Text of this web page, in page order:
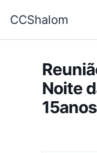
para
conteúdo
CCShalom
Noite
15anos